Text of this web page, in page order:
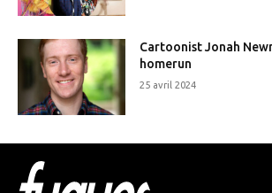
Cartoonist Jonah
homerun
25 avril 2024